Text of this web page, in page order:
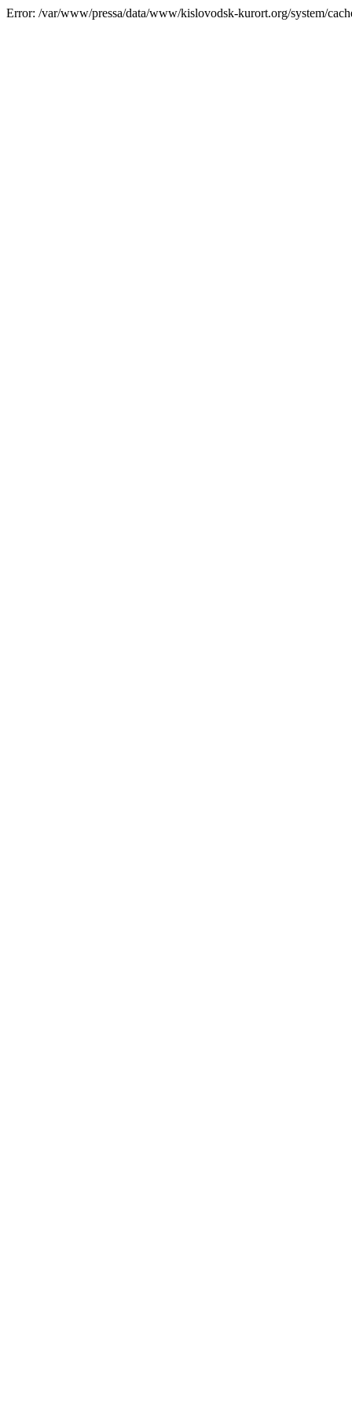
Error: /var/www/pressa/data/www/kislovodsk-kurort.org/system/